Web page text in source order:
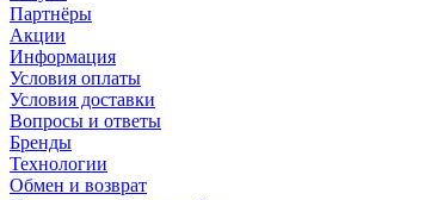
Партнёры
Акции
Информация
Условия оплаты
Условия доставки
Вопросы и ответы
Бренды
Технологии
Обмен и возврат